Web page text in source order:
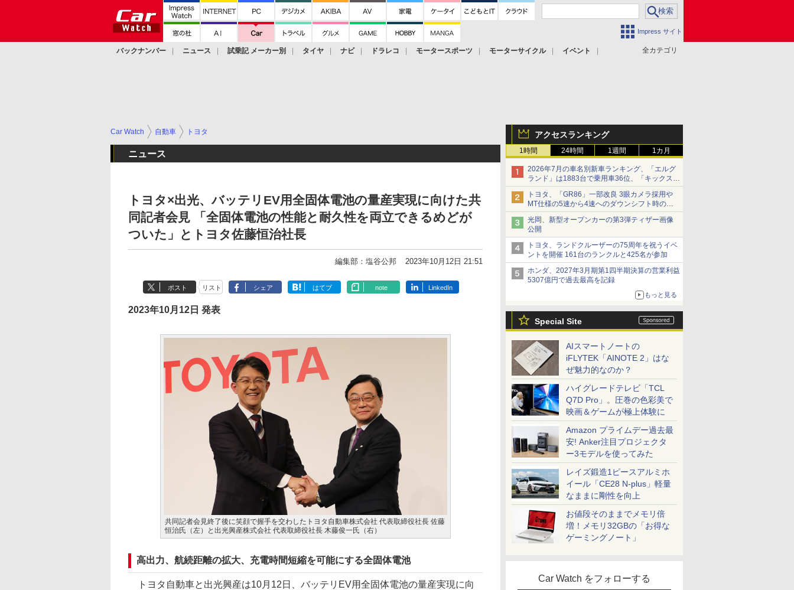
Impress サイト
全カテゴリ
バックナンバー ニュース 試乗記 メーカー別 タイヤ ナビ ドラレコ モータースポーツ モーターサイクル
イベント
アクセスランキング
1時間 24時間 1週間 1カ月
2026年7月の車名別新車ランキング、「エルグ
ランド」は1883台で乗用車36位、「キックス」
は2591台で27位に
トヨタ、「GR86」一部改良 3眼カメラ採用や
MT仕様の5速から4速へのダウンシフト時の操
作性向上など
光岡、新型オープンカーの第3弾ティザー画像
公開
トヨタ、ランドクルーザーの75周年を祝うイベ
ントを開催 161台のランクルと425名が参加
ホンダ、2027年3月期第1四半期決算の営業利益
5307億円で過去最高を記録
もっと見る
Special Site
AIスマートノートの
iFLYTEK「AINOTE 2」はな
ぜ魅力的なのか？
ハイグレードテレビ「TCL
Q7D Pro」。圧巻の色彩美で
映画＆ゲームが極上体験に
Amazon プライムデー過去最
安! Anker注目プロジェクタ
ー3モデルを使ってみた
レイズ鍛造1ピースアルミホ
イール「CE28 N-plus」軽量
なままに剛性を向上
お値段そのままでメモリ倍
増！メモリ32GBの「お得な
ゲーミングノート」
Car Watch をフォローする
Car Watch 自動車 トヨタ
ニュース
トヨタ×出光、バッテリEV用全固体電池の量産実現に向けた共
同記者会見 「全固体電池の性能と耐久性を両立できるめどが
ついた」とトヨタ佐藤恒治社長
編集部：塩谷公邦 2023年10月12日 21:51
ポスト リスト シェア はてブ note LinkedIn
2023年10月12日 発表
共同記者会見終了後に笑顔で握手を交わしたトヨタ自動車株式会社 代表取締役社長 佐藤
恒治氏（左）と出光興産株式会社 代表取締役社長 木藤俊一氏（右）
高出力、航続距離の拡大、充電時間短縮を可能にする全固体電池
トヨタ自動車と出光興産は10月12日、バッテリEV用全固体電池の量産実現に向